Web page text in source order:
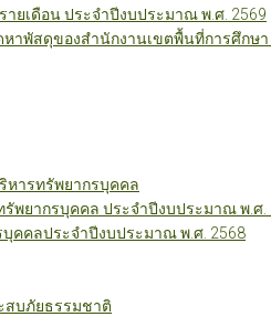
ยเดือน ประจำปีงบประมาณ พ.ศ. 2569
าพัสดุของสำนักงานเขตพื้นที่การศึกษ
หารทรัพยากรบุคคล
ยากรบุคคล ประจำปีงบประมาณ พ.ศ.
คคลประจำปีงบประมาณ พ.ศ. 2568
สบภัยธรรมชาติ